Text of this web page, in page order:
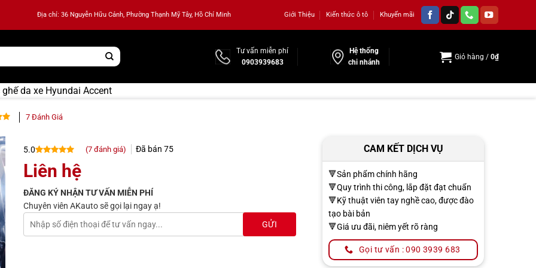
Địa chỉ: 36 Nguyễn Hữu Cảnh, Phường Thạnh Mỹ Tây, Hồ Chí Minh Giới Thiệu Kiến thức ô tô Khuyến mãi
Tư vấn miễn phí
0903939683
Hệ thống
chi nhánh
Giỏ hàng / 0₫
ghế da xe Hyundai Accent
7Đánh Giá
5.0
5.0
trên 5
dựa trên
7
(7đánh giá) Đã bán 75
Liên hệ
ĐĂNG KÝ NHẬN TƯ VẤN MIỄN PHÍ
Chuyên viên AKauto sẽ gọi lại ngay ạ!
CAM KẾT DỊCH VỤ
🔻Sản phẩm chính hãng
🔻Quy trình thi công, lắp đặt đạt chuẩn
🔻Kỹ thuật viên tay nghề cao, được đào
tạo bài bản
🔻Giá ưu đãi, niêm yết rõ ràng
Gọi tư vấn : 090 3939 683